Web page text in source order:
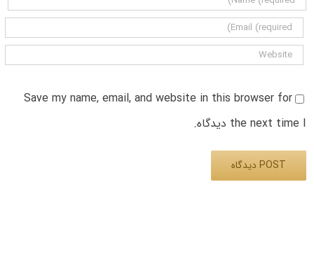
Save my name, email, and website in this browser for
the next time I دیدگاه.